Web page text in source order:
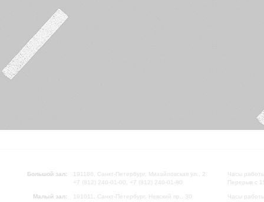
Большой зал:
191186, Санкт-Петербург, Михайловская ул., 2
+7 (812) 240-01-00, +7 (812) 240-01-80
Малый зал:
191011, Санкт-Петербург, Невский пр., 30
Часы
Перерыв с
Часы